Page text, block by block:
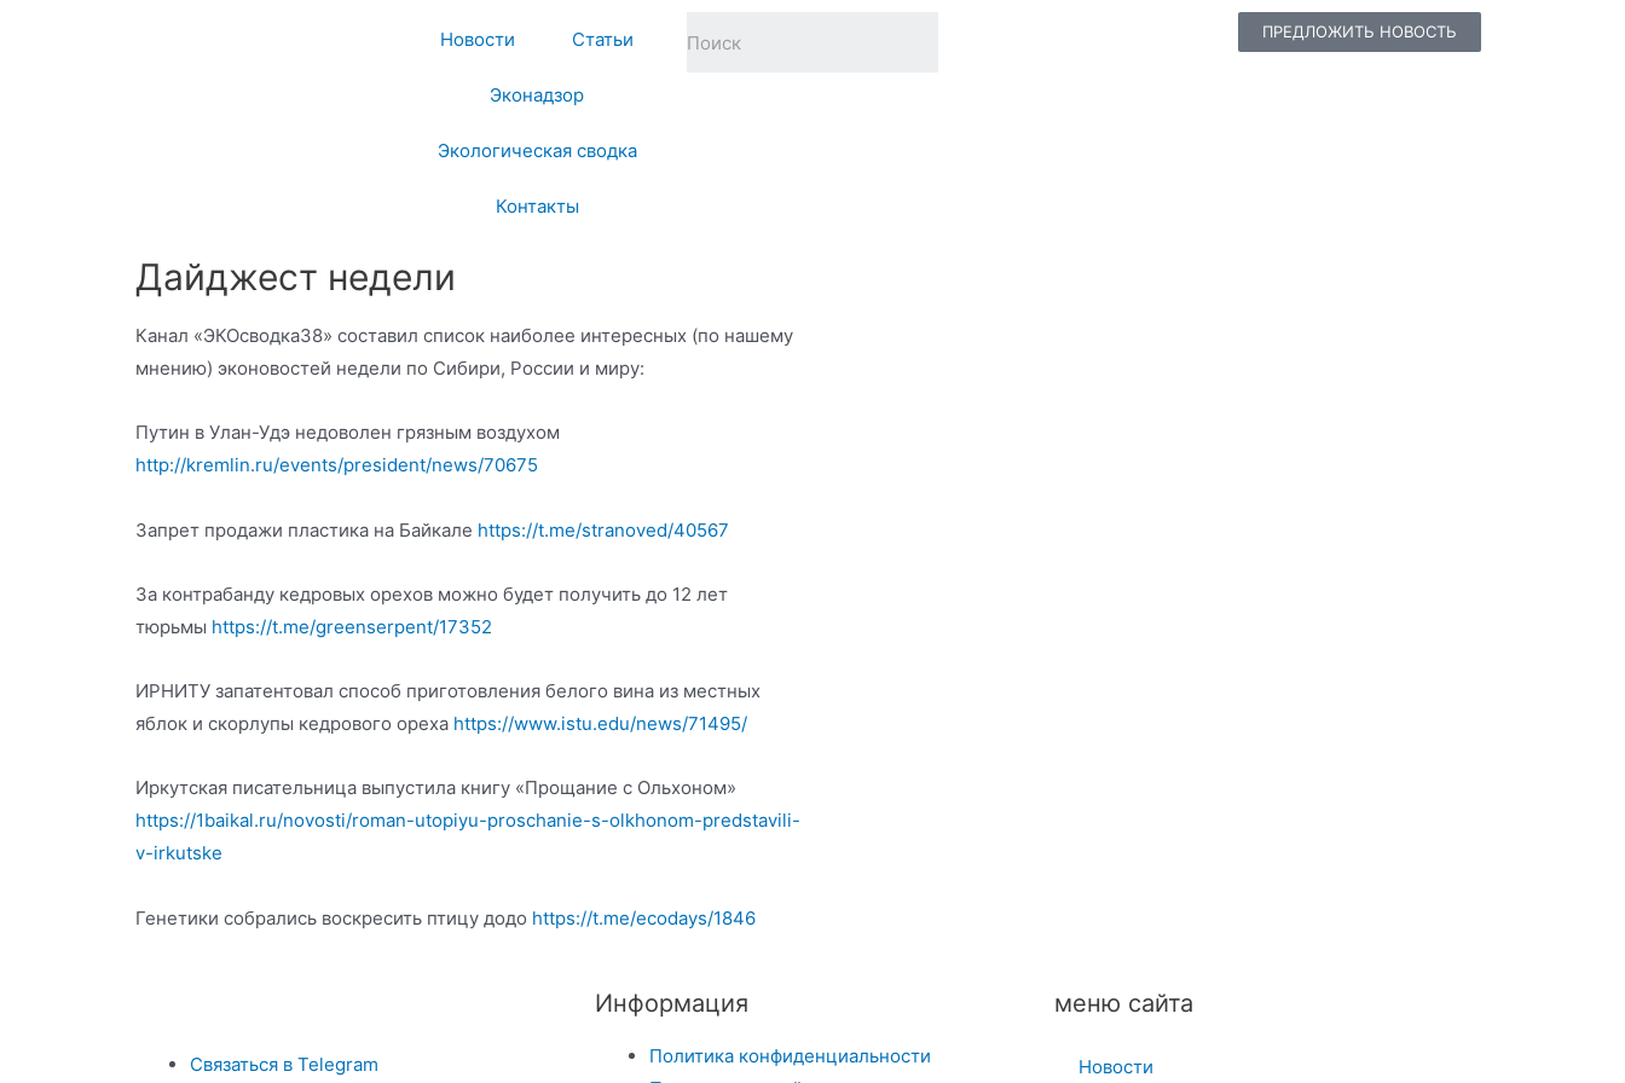
Новости Статьи
Эконадзор
Экологическая сводка
Контакты
ПРЕДЛОЖИТЬ НОВОСТЬ
Дайджест недели
Канал «ЭКОсводка38» составил список наиболее интересных (по нашему
мнению) эконовостей недели по Сибири, России и миру:
Путин в Улан-Удэ недоволен грязным воздухом
http://kremlin.ru/events/president/news/70675
Запрет продажи пластика на Байкале https://t.me/stranoved/40567
За контрабанду кедровых орехов можно будет получить до 12 лет
тюрьмы https://t.me/greenserpent/17352
ИРНИТУ запатентовал способ приготовления белого вина из местных
яблок и скорлупы кедрового ореха https://www.istu.edu/news/71495/
Иркутская писательница выпустила книгу «Прощание с Ольхоном»
https://1baikal.ru/novosti/roman-utopiyu-proschanie-s-olkhonom-predstavili-
v-irkutske
Генетики собрались воскресить птицу додо https://t.me/ecodays/1846
Связаться в Telegram
Информация
Политика конфиденциальности
меню сайта
Новости